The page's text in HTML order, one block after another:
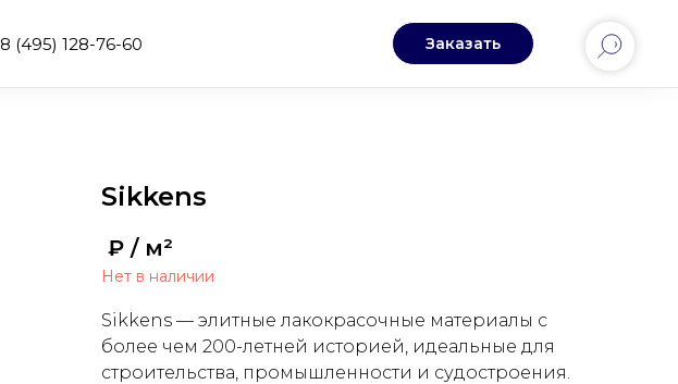
8 (495) 128-76-60 Заказать
Sikkens
₽ / м²
Нет в наличии
Sikkens — элитные лакокрасочные материалы с
более чем 200-летней историей, идеальные для
строительства, промышленности и судостроения.